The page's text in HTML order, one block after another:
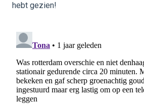
hebt gezien!